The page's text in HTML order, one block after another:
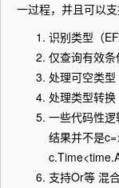
一过程，并且可以
识别类型（
仅查询有效条
处理可空类型
处理类型转换
一些代码性
结果并不是
支持Or等 混